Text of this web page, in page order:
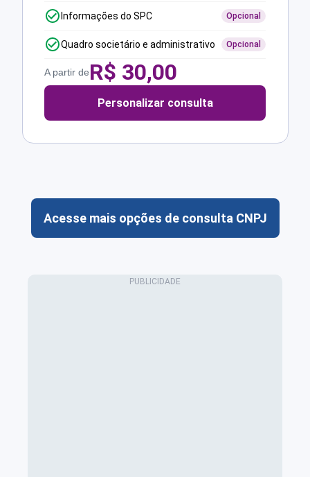
Informações do SPC Opcional
Quadro societário e administrativo Opcional
A partir deR$ 30,00
Personalizar consulta
Acesse mais opções de consulta CNPJ